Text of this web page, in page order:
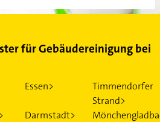
für Gebäudereinigung bei
Essen>
Timmendorfer
Strand>
Darmstadt>